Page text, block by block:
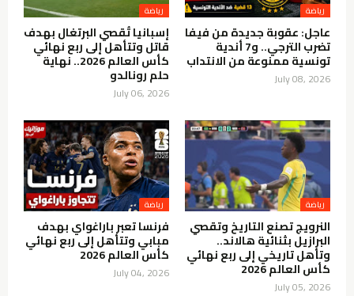
رياضة
عاجل: عقوبة جديدة من فيفا
تضرب الترجي.. و7 أندية
تونسية ممنوعة من الانتداب
July 08, 2026
رياضة
إسبانيا تُقصي البرتغال بهدف
قاتل وتتأهل إلى ربع نهائي
كأس العالم 2026.. نهاية
حلم رونالدو
July 06, 2026
رياضة
النرويج تصنع التاريخ وتقصي
البرازيل بثنائية هالاند..
وتأهل تاريخي إلى ربع نهائي
كأس العالم 2026
July 05, 2026
رياضة
فرنسا تعبر باراغواي بهدف
مبابي وتتأهل إلى ربع نهائي
كأس العالم 2026
July 04, 2026